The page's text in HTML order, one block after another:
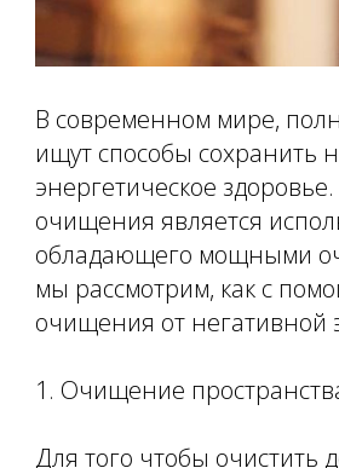
В современном мире,
ищут способы сохранить
энергетическое
очищения является
обладающего мощными
мы рассмотрим, как с
очищения от негативной
1. Очищение
Для того чтобы очистить